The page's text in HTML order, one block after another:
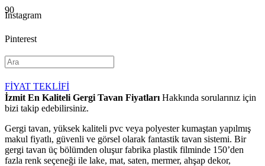
Instagram
Pinterest
YouTube
FİYAT TEKLİFİ
İzmit En Kaliteli Gergi Tavan Fiyatları Hakkında sorularınız için
bizi takip edebilirsiniz.
Gergi tavan, yüksek kaliteli pvc veya polyester kumaştan yapılmış
makul fiyatlı, güvenli ve görsel olarak fantastik tavan sistemi. Bir
gergi tavan üç bölümden oluşur fabrika plastik filminde 150’den
fazla renk seçeneği ile lake, mat, saten, mermer, ahşap dekor,